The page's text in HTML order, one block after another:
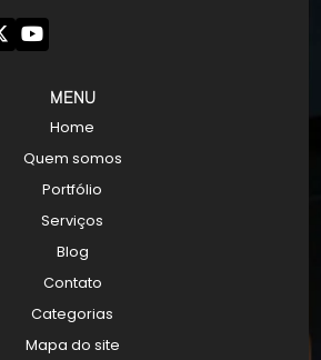
MENU
Home
Quem somos
Portfólio
Serviços
Blog
Contato
Categorias
Mapa do site